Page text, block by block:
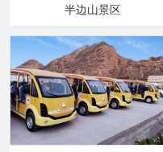
半边山景区